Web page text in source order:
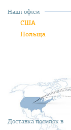
Доставка посилок в
Наші офіси
США
Польща